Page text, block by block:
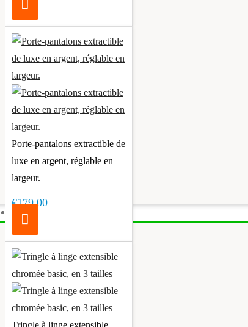
Éclairage
Porte-pantalons extractible de
luxe en argent, réglable en
largeur.
€179.00
Tringle à linge extensible